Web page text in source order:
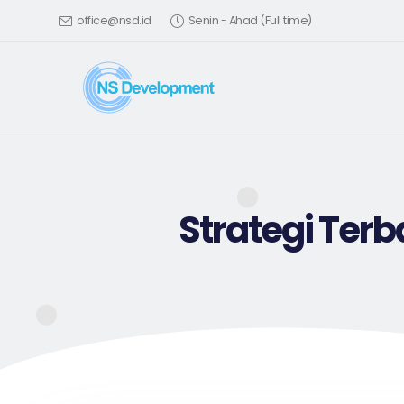
office@nsd.id Senin - Ahad (Full time)
Strategi